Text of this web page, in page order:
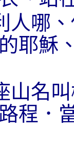
人哪
耶穌
山名
程．